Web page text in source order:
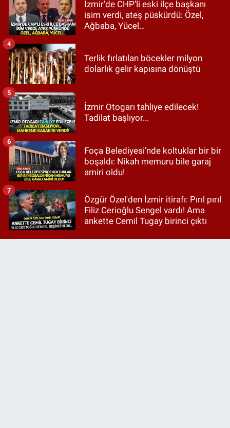
İzmir’de CHP’li eski ilçe başkanı
isim verdi, ateş püskürdü: Özel,
Ağbaba, Yücel…
Terlik fırlatılan böcekler milyon
dolarlık gelir kapısına dönüştü
4
İzmir Otogarı tahliye edilecek!
Tadilat başlıyor...
5
Foça Belediyesi’nde koltuklar bir bir
boşaldı: Nikah memuru bile garaj
amiri oldu!
6
Özgür Özel'den İzmir itirafı: Pırıl pırıl
Filiz Cerioğlu Sengel vardı! Ama
ankette Cemil Tugay birinci çıktı
7